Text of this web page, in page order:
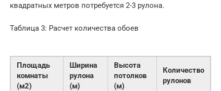
квадратных метров потребуется 2-3 рулона.
Таблица 3: Расчет количества обоев
Площадь
комнаты
(м2)
Ширина
рулона
(м)
Высота
потолков
(м)
Количество
рулонов